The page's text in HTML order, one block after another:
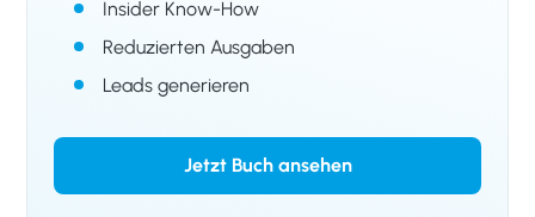
Insider Know-How
Reduzierten Ausgaben
Leads generieren
Jetzt Buch ansehen